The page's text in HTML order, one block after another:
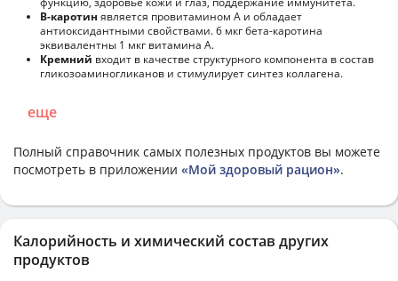
В-каротин является провитамином А и обладает
антиоксидантными свойствами. 6 мкг бета-каротина
эквивалентны 1 мкг витамина А.
Кремний входит в качестве структурного компонента в состав
гликозоаминогликанов и стимулирует синтез коллагена.
еще
Полный справочник самых полезных продуктов вы можете
посмотреть в приложении «Мой здоровый рацион».
Калорийность и химический состав других
продуктов